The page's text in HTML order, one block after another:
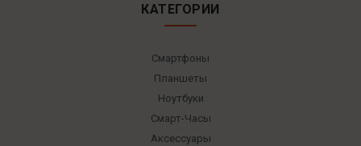
КАТЕГОРИИ
Смартфоны
Планшеты
Ноутбуки
Смарт-Часы
Аксессуары